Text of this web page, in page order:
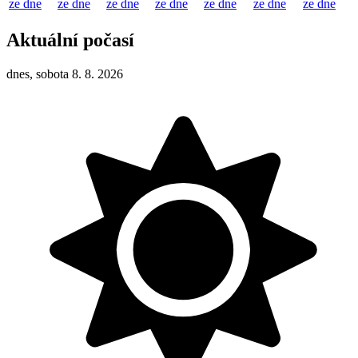
ze dne
ze dne
ze dne
ze dne
ze dne
ze dne
ze dne
Aktuální počasí
dnes, sobota 8. 8. 2026